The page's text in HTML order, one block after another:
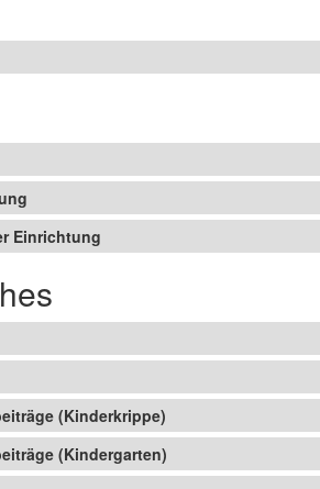
Einrichtung
(Kinderkrippe)
(Kindergarten)